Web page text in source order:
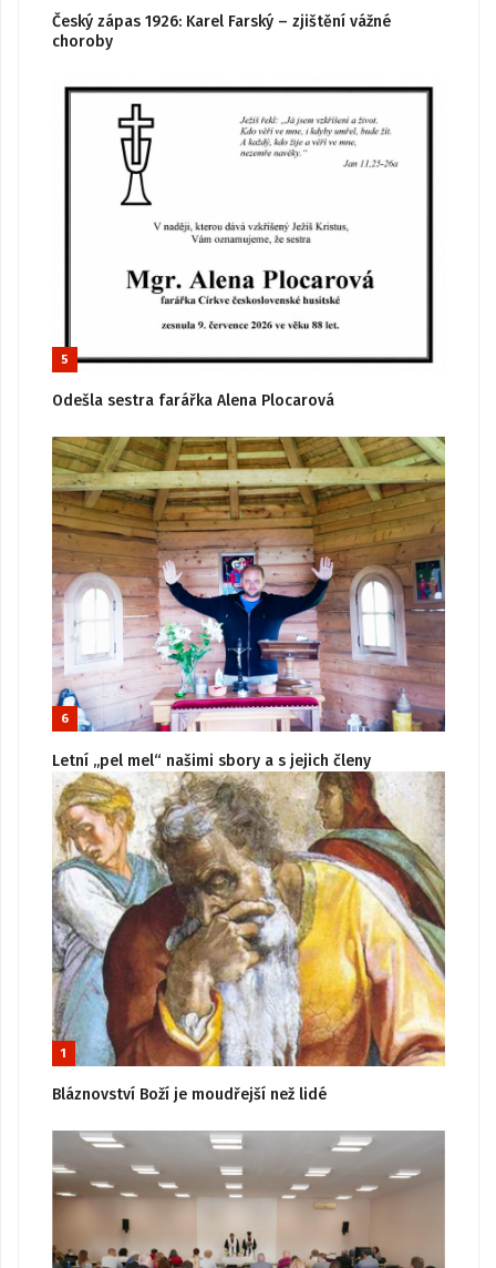
Český zápas 1926: Karel Farský – zjištění vážné
choroby
5
Odešla sestra farářka Alena Plocarová
6
Letní „pel mel“ našimi sbory a s jejich členy
1
Bláznovství Boží je moudřejší než lidé